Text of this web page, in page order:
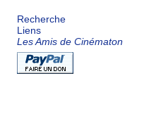
Recherche
Liens
Les Amis de Cinématon